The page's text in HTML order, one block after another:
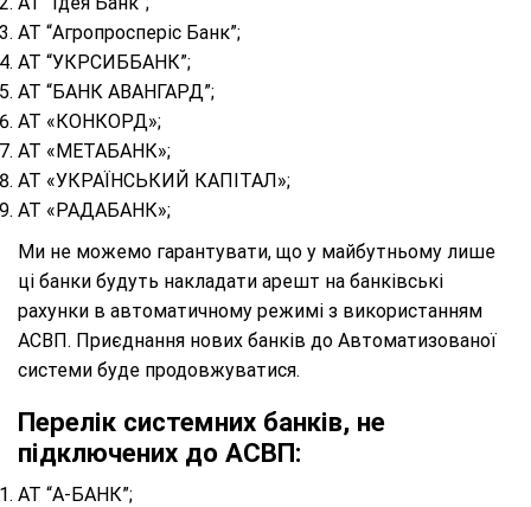
АТ “Агропросперіс Банк”;
АТ “УКРСИББАНК”;
АТ “БАНК АВАНГАРД”;
АТ «КОНКОРД»;
АТ «МЕТАБАНК»;
АТ «УКРАЇНСЬКИЙ КАПІТАЛ»;
АТ «РАДАБАНК»;
Ми не можемо гарантувати, що у майбутньому лише
ці банки будуть накладати арешт на банківські
рахунки в автоматичному режимі з використанням
АСВП. Приєднання нових банків до Автоматизованої
системи буде продовжуватися.
Перелік системних банків, не
підключених до АСВП:
АТ “А-БАНК”;